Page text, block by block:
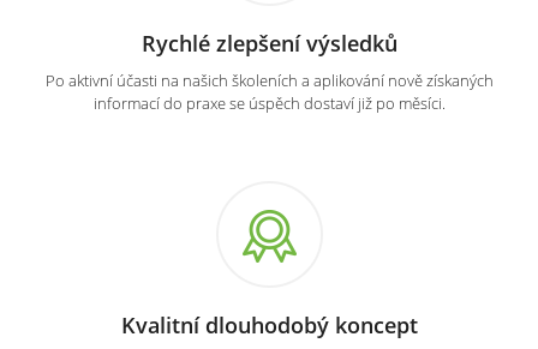
Rychlé zlepšení výsledků
Po aktivní účasti na našich školeních a aplikování nově získaných
informací do praxe se úspěch dostaví již po měsíci.
Kvalitní dlouhodobý koncept